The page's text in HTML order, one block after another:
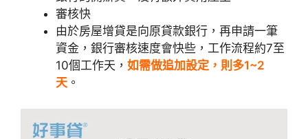
審核快
由於房屋增貸是向原貸款銀行，再申請一筆
資金，銀行審核速度會快些，工作流程約7至
10個工作天， 如需做追加設定，則多1~2
天 。